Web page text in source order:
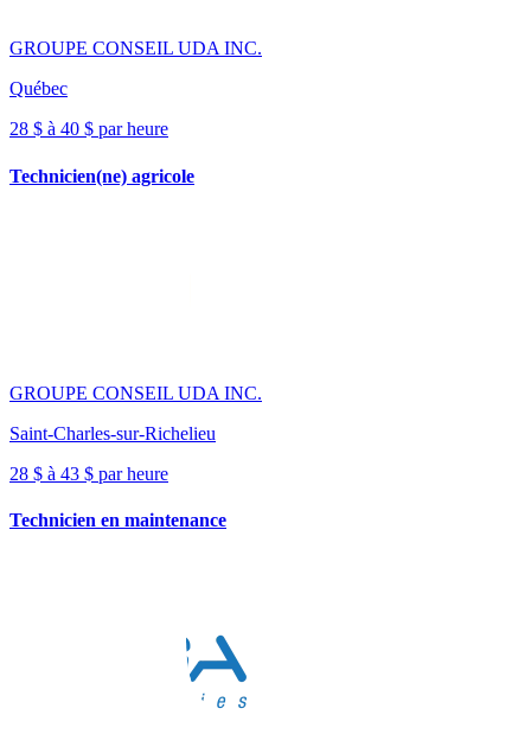
GROUPE CONSEIL UDA INC.
Québec
28 $ à 40 $ par heure
Technicien(ne) agricole
GROUPE CONSEIL UDA INC.
Saint-Charles-sur-Richelieu
28 $ à 43 $ par heure
Technicien en maintenance